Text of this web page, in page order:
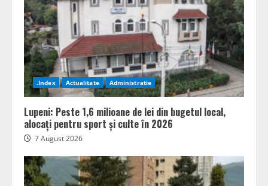
.Index Actualitate Administratie
Lupeni: Peste 1,6 milioane de lei din bugetul local,
alocați pentru sport și culte în 2026
7 August 2026